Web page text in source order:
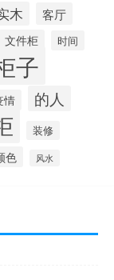
木 客厅
文件柜 时间
子
情 的人
装修
色 风水